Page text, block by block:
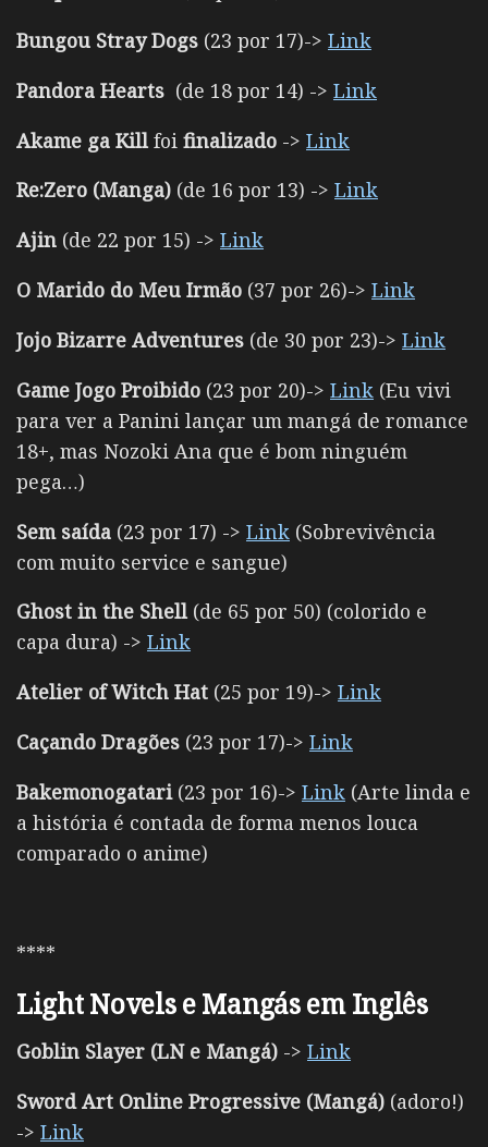
Bungou Stray Dogs (23 por 17)-> Link
Pandora Hearts (de 18 por 14) -> Link
Akame ga Kill foi finalizado -> Link
Re:Zero (Manga) (de 16 por 13) -> Link
Ajin (de 22 por 15) -> Link
O Marido do Meu Irmão (37 por 26)-> Link
Jojo Bizarre Adventures (de 30 por 23)-> Link
Game Jogo Proibido (23 por 20)-> Link (Eu vivi
para ver a Panini lançar um mangá de romance
18+, mas Nozoki Ana que é bom ninguém
pega…)
Sem saída (23 por 17) -> Link (Sobrevivência
com muito service e sangue)
Ghost in the Shell(de 65 por 50) (colorido e
capa dura) -> Link
Atelier of Witch Hat (25 por 19)-> Link
Caçando Dragões (23 por 17)-> Link
Bakemonogatari (23 por 16)-> Link (Arte linda e
a história é contada de forma menos louca
comparado o anime)
****
Light Novels e Mangás em Inglês
Goblin Slayer (LN e Mangá) -> Link
Sword Art Online Progressive (Mangá) (adoro!)
-> Link